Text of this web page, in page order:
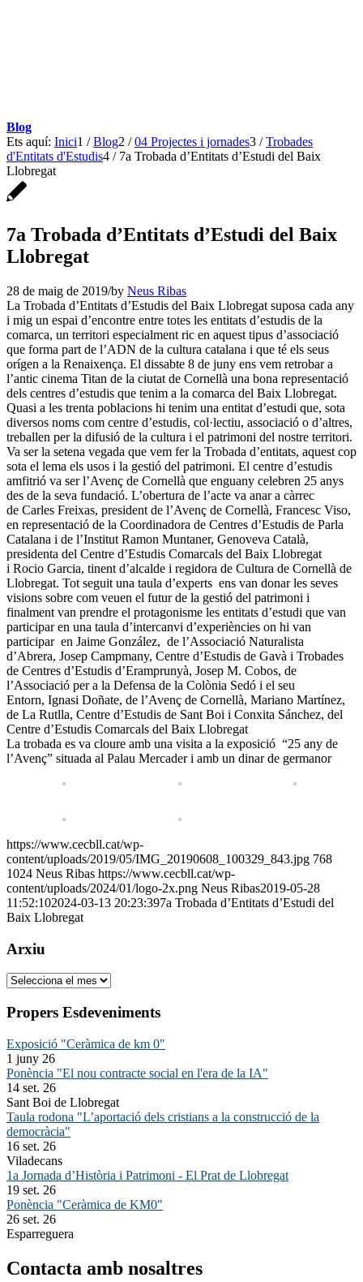
Blog
Ets aquí: Inici1 / Blog2 / 04 Projectes i jornades3 / Trobades
d'Entitats d'Estudis4 / 7a Trobada d’Entitats d’Estudi del Baix
Llobregat
7a Trobada d’Entitats d’Estudi del Baix
Llobregat
28 de maig de 2019/by Neus Ribas
La Trobada d’Entitats d’Estudis del Baix Llobregat suposa cada any
i mig un espai d’encontre entre totes les entitats d’estudis de la
comarca, un territori especialment ric en aquest tipus d’associació
que forma part de l’ADN de la cultura catalana i que té els seus
orígen a la Renaixença. El dissabte 8 de juny ens vem retrobar a
l’antic cinema Titan de la ciutat de Cornellà una bona representació
dels centres d’estudis que tenim a la comarca del Baix Llobregat.
Quasi a les trenta poblacions hi tenim una entitat d’estudi que, sota
diversos noms com centre d’estudis, col·lectiu, associació o d’altres,
treballen per la difusió de la cultura i el patrimoni del nostre territori.
Va ser la setena vegada que vem fer la Trobada d’entitats, aquest cop
sota el lema els usos i la gestió del patrimoni. El centre d’estudis
amfitrió va ser l’Avenç de Cornellà que enguany celebren 25 anys
des de la seva fundació. L’obertura de l’acte va anar a càrrec
de Carles Freixas, president de l’Avenç de Cornellà, Francesc Viso,
en representació de la Coordinadora de Centres d’Estudis de Parla
Catalana i de l’Institut Ramon Muntaner, Genoveva Català,
presidenta del Centre d’Estudis Comarcals del Baix Llobregat
i Rocio Garcia, tinent d’alcalde i regidora de Cultura de Cornellà de
Llobregat. Tot seguit una taula d’experts ens van donar les seves
visions sobre com veuen el futur de la gestió del patrimoni i
finalment van prendre el protagonisme les entitats d’estudi que van
participar en una taula d’intercanvi d’experiències on hi van
participar en Jaime González, de l’Associació Naturalista
d’Abrera, Josep Campmany, Centre d’Estudis de Gavà i Trobades
de Centres d’Estudis d’Eramprunyà, Josep M. Cobos, de
l’Associació per a la Defensa de la Colònia Sedó i el seu
Entorn, Ignasi Doñate, de l’Avenç de Cornellà, Mariano Martínez,
de La Rutlla, Centre d’Estudis de Sant Boi i Conxita Sánchez, del
Centre d’Estudis Comarcals del Baix Llobregat
La trobada es va cloure amb una visita a la exposició “25 any de
l’Avenç” situada al Palau Mercader i amb un dinar de germanor
https://www.cecbll.cat/wp-
content/uploads/2019/05/IMG_20190608_100329_843.jpg 768
1024 Neus Ribas https://www.cecbll.cat/wp-
content/uploads/2024/01/logo-2x.png Neus Ribas2019-05-28
11:52:102024-03-13 20:23:397a Trobada d’Entitats d’Estudi del
Baix Llobregat
Arxiu
Arxiu
Propers Esdeveniments
Exposició "Ceràmica de km 0"
1 juny 26
Ponència "El nou contracte social en l'era de la IA"
14 set. 26
Sant Boi de Llobregat
Taula rodona "L’aportació dels cristians a la construcció de la
democràcia"
16 set. 26
Viladecans
1a Jornada d’Història i Patrimoni - El Prat de Llobregat
19 set. 26
Ponència "Ceràmica de KM0"
26 set. 26
Esparreguera
Contacta amb nosaltres